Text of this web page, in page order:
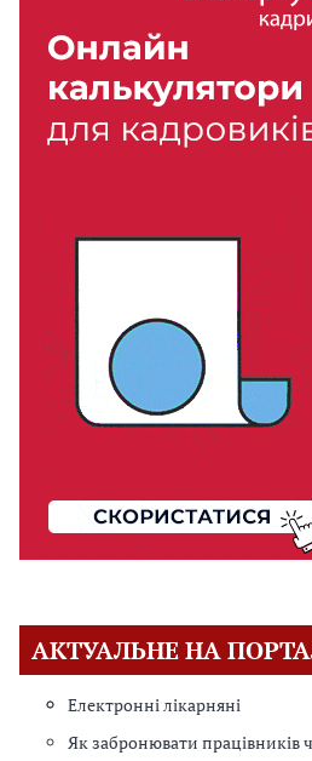
АКТУАЛЬНЕ НА
Електронні лікарняні
Як забронювати працівників